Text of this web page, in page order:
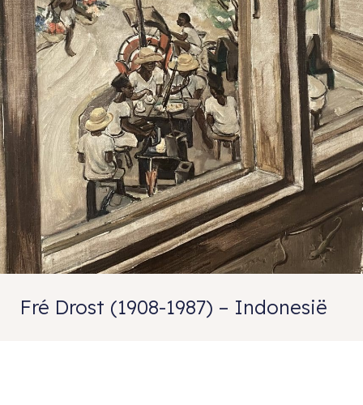
Fré Drost (1908-1987) – Indonesië